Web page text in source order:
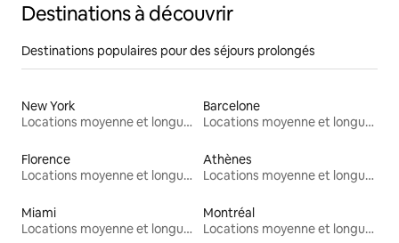
Destinations à découvrir
Destinations populaires pour des séjours prolongés
New York
Locations moyenne et longue durée
Barcelone
Locations moyenne et longue durée
Florence
Locations moyenne et longue durée
Athènes
Locations moyenne et longue durée
Miami
Locations moyenne et longue durée
Montréal
Locations moyenne et longue durée